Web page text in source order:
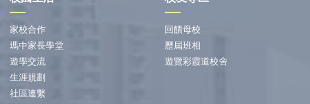
家校合作
瑪中家長學堂
遊學交流
生涯規劃
社區連繫
回饋母校
歷屆班相
遊覽彩霞道校舍